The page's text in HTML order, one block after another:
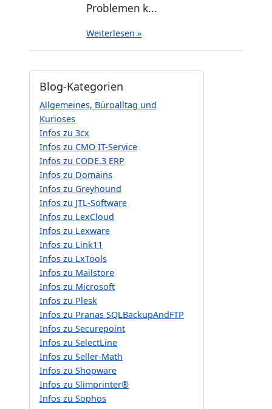
Problemen k...
Weiterlesen »
Blog-Kategorien
Allgemeines, Büroalltag und
Kurioses
Infos zu 3cx
Infos zu CMO IT-Service
Infos zu CODE.3 ERP
Infos zu Domains
Infos zu Greyhound
Infos zu JTL-Software
Infos zu LexCloud
Infos zu Lexware
Infos zu Link11
Infos zu LxTools
Infos zu Mailstore
Infos zu Microsoft
Infos zu Plesk
Infos zu Pranas SQLBackupAndFTP
Infos zu Securepoint
Infos zu SelectLine
Infos zu Seller-Math
Infos zu Shopware
Infos zu Slimprinter®
Infos zu Sophos